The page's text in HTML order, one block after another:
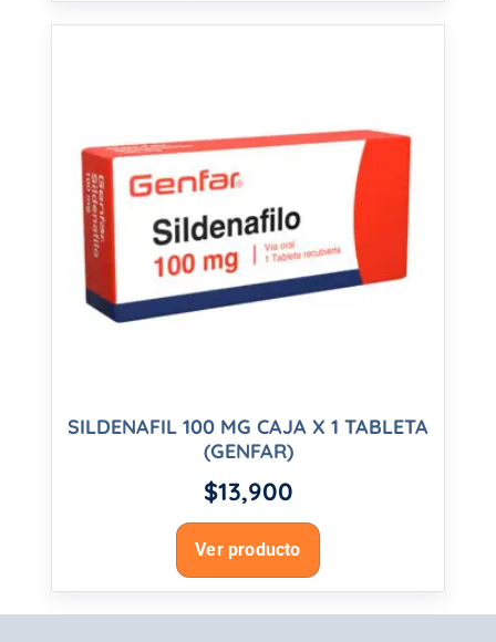
SILDENAFIL 100 MG CAJA X 1 TABLETA
(GENFAR)
$13,900
Ver producto